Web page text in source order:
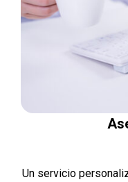
Un servicio